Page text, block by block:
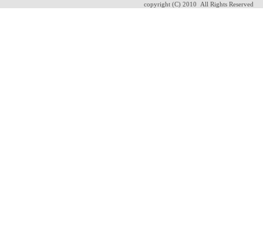
copyright (C) 2010
All Rights Reserved